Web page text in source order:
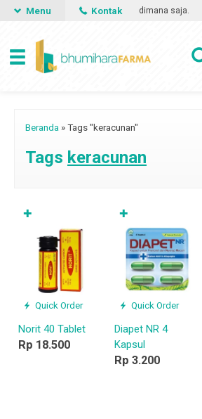
obat apa saja, kapan saja dan dimana saja.
Menu Kontak
Beranda »Tags "keracunan"
Tags keracunan
Quick Order
Norit 40 Tablet
Rp 18.500
✚
Quick Order
Diapet NR 4
Kapsul
Rp 3.200
✚